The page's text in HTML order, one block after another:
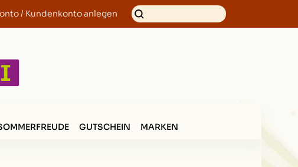
/ Kundenkonto anlegen
GUTSCHEIN MARKEN